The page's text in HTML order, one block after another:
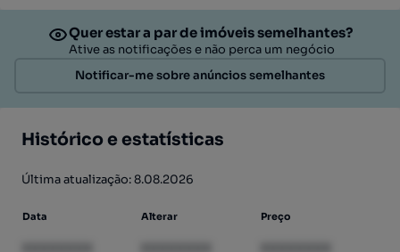
Quer estar a par de imóveis semelhantes?
Ative as notificações e não perca um negócio
Notificar-me sobre anúncios semelhantes
Histórico e estatísticas
Última atualização: 8.08.2026
Data Alterar Preço